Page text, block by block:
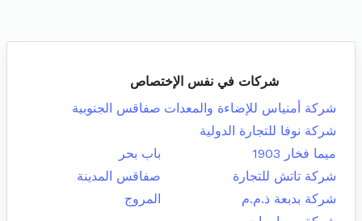
شركات في نفس الإختصاص
شركة أمنياس للإضاءة والمعدات صفاقس الجنوبية
شركة نوفا للتجارة الدولية
ميما فخار 1903
باب بحر
شركة تاتش للتجارة
صفاقس المدينة
شركة بدبعة ذ.م.م
المروج